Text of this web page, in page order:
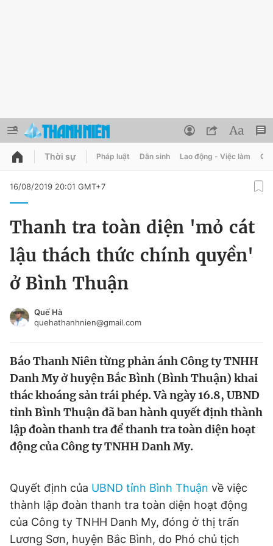
QUẢNG CÁO
Chuyên mục khác
Video Magazine
Sản phẩm khác
Tiện ích Bạn cần biết
Đổi mật khẩu
Tin đã lưu
Tin đã xem
Đăng xuất
Thời sự Pháp luật Dân sinh Lao động - Việc làm
16/08/2019 20:01 GMT+7
Thanh tra toàn diện 'mỏ cát
lậu thách thức chính quyền'
ở Bình Thuận
Quế Hà
quehathanhnien@gmail.com
Báo Thanh Niên từng phản ánh Công ty TNHH
Danh My ở huyện Bắc Bình (Bình Thuận) khai
thác khoáng sản trái phép. Và ngày 16.8, UBND
tỉnh Bình Thuận đã ban hành quyết định thành
lập đoàn thanh tra để thanh tra toàn diện hoạt
động của Công ty TNHH Danh My.
Quyết định của UBND tỉnh Bình Thuận về việc
thành lập đoàn thanh tra toàn diện hoạt động
của Công ty TNHH Danh My, đóng ở thị trấn
Lương Sơn, huyện Bắc Bình, do Phó chủ tịch